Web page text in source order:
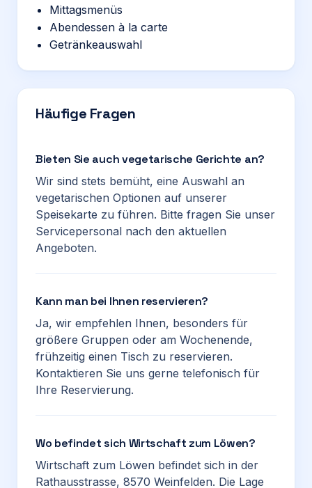
Mittagsmenüs
Abendessen à la carte
Getränkeauswahl
Häufige Fragen
Bieten Sie auch vegetarische Gerichte an?
Wir sind stets bemüht, eine Auswahl an
vegetarischen Optionen auf unserer
Speisekarte zu führen. Bitte fragen Sie unser
Servicepersonal nach den aktuellen
Angeboten.
Kann man bei Ihnen reservieren?
Ja, wir empfehlen Ihnen, besonders für
größere Gruppen oder am Wochenende,
frühzeitig einen Tisch zu reservieren.
Kontaktieren Sie uns gerne telefonisch für
Ihre Reservierung.
Wo befindet sich Wirtschaft zum Löwen?
Wirtschaft zum Löwen befindet sich in der
Rathausstrasse, 8570 Weinfelden. Die Lage